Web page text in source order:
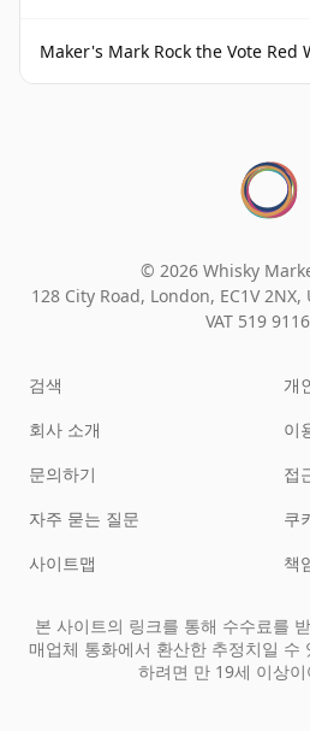
Maker's Mark Rock the Vote Red
© 2026 Whisky
128 City Road, London, EC1V 2NX,
VAT 519
검색
회사 소개
문의하기
자주 묻는 질문
사이트맵
개
이
접
쿠
책
본 사이트의 링크를 통해 수수료를
매업체 통화에서 환산한 추정치일 수
하려면 만 19세 이상